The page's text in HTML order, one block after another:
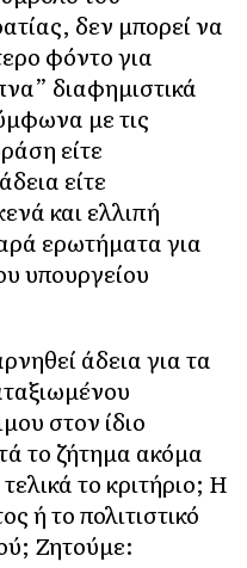
δεν μπορεί να
φόντο για
διαφημιστικά
με τις
είτε
είτε
και ελλιπή
ερωτήματα για
υπουργείου
άδεια για τα
στον ίδιο
το ζήτημα ακόμα
το κριτήριο; Η
ή το πολιτιστικό
Ζητούμε: